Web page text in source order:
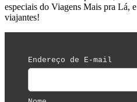
especiais do Viagens Mais pra Lá,
viajantes!